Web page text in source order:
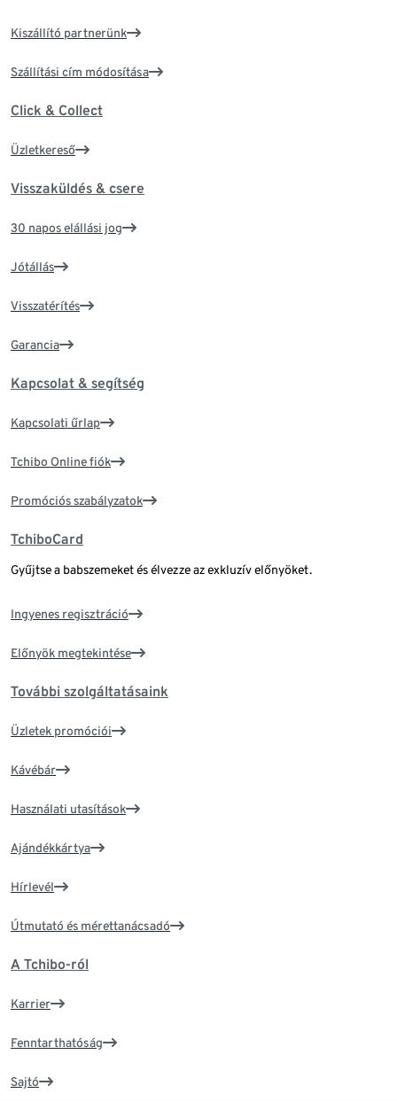
Kiszállító partnerünk
Szállítási cím módosítása
Click & Collect
Üzletkereső
Visszaküldés & csere
30 napos elállási jog
Jótállás
Visszatérítés
Garancia
Kapcsolat & segítség
Kapcsolati űrlap
Tchibo Online fiók
Promóciós szabályzatok
TchiboCard
Gyűjtse a babszemeket és élvezze az exkluzív előnyöket.
Ingyenes regisztráció
Előnyök megtekintése
További szolgáltatásaink
Üzletek promóciói
Kávébár
Használati utasítások
Ajándékkártya
Hírlevél
Útmutató és mérettanácsadó
A Tchibo-ról
Karrier
Fenntarthatóság
Sajtó